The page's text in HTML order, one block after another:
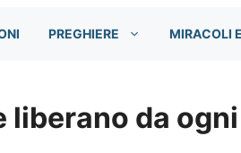
PREGHIERE MIRACOLI
liberano da ogni